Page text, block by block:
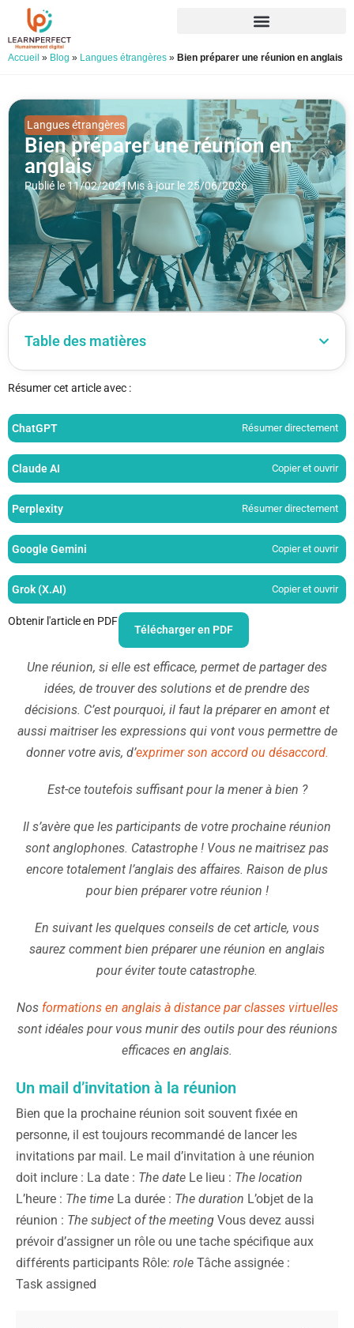
Accueil » Blog » Langues étrangères » Bien préparer une réunion en anglais
Langues étrangères
Bien préparer une réunion en
anglais
Publié le 11/02/2021Mis à jour le 25/06/2026
Table des matières
Résumer cet article avec :
ChatGPT Résumer directement
Claude AI Copier et ouvrir
Perplexity Résumer directement
Google Gemini Copier et ouvrir
Grok (X.AI) Copier et ouvrir
Obtenir l'article en PDF
Télécharger en PDF
Une réunion, si elle est efficace, permet de partager des
idées, de trouver des solutions et de prendre des
décisions. C’est pourquoi, il faut la préparer en amont et
aussi maitriser les expressions qui vont vous permettre de
donner votre avis, d’exprimer son accord ou désaccord.
Est-ce toutefois suffisant pour la mener à bien ?
Il s’avère que les participants de votre prochaine réunion
sont anglophones. Catastrophe ! Vous ne maitrisez pas
encore totalement l’anglais des affaires. Raison de plus
pour bien préparer votre réunion !
En suivant les quelques conseils de cet article, vous
saurez comment bien préparer une réunion en anglais
pour éviter toute catastrophe.
Nos formations en anglais à distance par classes virtuelles
sont idéales pour vous munir des outils pour des réunions
efficaces en anglais.
Un mail d’invitation à la réunion
Bien que la prochaine réunion soit souvent fixée en
personne, il est toujours recommandé de lancer les
invitations par mail. Le mail d’invitation à une réunion
doit inclure : La date : The date Le lieu : The location
L’heure : The time La durée : The duration L’objet de la
réunion : The subject of the meeting Vous devez aussi
prévoir d’assigner un rôle ou une tache spécifique aux
différents participants Rôle: role Tâche assignée :
Task assigned